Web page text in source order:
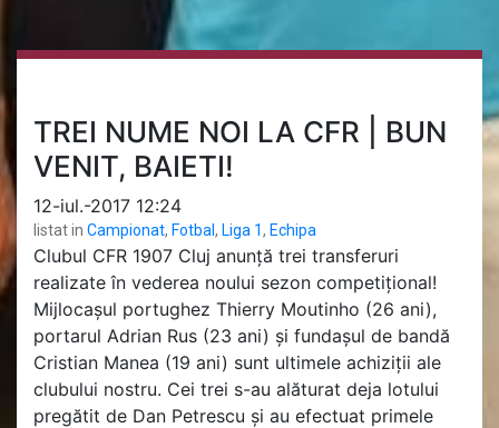
TREI NUME NOI LA CFR | BUN
VENIT, BAIETI!
12-iul.-2017 12:24
listat in Campionat, Fotbal, Liga 1, Echipa
Clubul CFR 1907 Cluj anunță trei transferuri
realizate în vederea noului sezon competițional!
Mijlocașul portughez Thierry Moutinho (26 ani),
portarul Adrian Rus (23 ani) și fundașul de bandă
Cristian Manea (19 ani) sunt ultimele achiziții ale
clubului nostru. Cei trei s-au alăturat deja lotului
pregătit de Dan Petrescu și au efectuat primele